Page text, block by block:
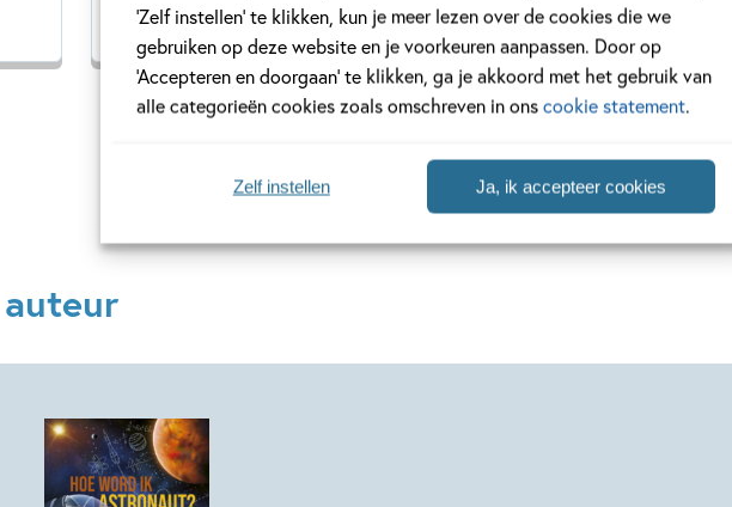
‘Zelf instellen’ te klikken, kun je meer lezen over de cookies die we
gebruiken op deze website en je voorkeuren aanpassen. Door op
‘Accepteren en doorgaan’ te klikken, ga je akkoord met het gebruik van
alle categorieën cookies zoals omschreven in onscookie statement.
Ja, ik accepteer cookies
Zelf instellen
Lees meer